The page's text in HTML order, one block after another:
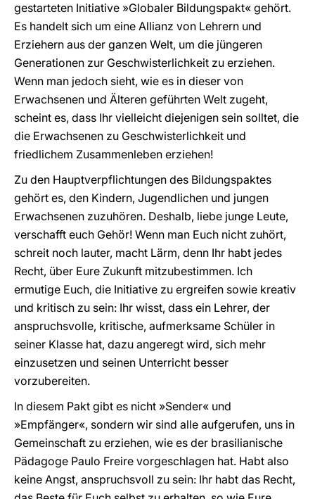
gestarteten Initiative »Globaler Bildungspakt« gehört.
Es handelt sich um eine Allianz von Lehrern und
Erziehern aus der ganzen Welt, um die jüngeren
Generationen zur Geschwisterlichkeit zu erziehen.
Wenn man jedoch sieht, wie es in dieser von
Erwachsenen und Älteren geführten Welt zugeht,
scheint es, dass Ihr vielleicht diejenigen sein solltet, die
die Erwachsenen zu Geschwisterlichkeit und
friedlichem Zusammenleben erziehen!
Zu den Hauptverpflichtungen des Bildungspaktes
gehört es, den Kindern, Jugendlichen und jungen
Erwachsenen zuzuhören. Deshalb, liebe junge Leute,
verschafft euch Gehör! Wenn man Euch nicht zuhört,
schreit noch lauter, macht Lärm, denn Ihr habt jedes
Recht, über Eure Zukunft mitzubestimmen. Ich
ermutige Euch, die Initiative zu ergreifen sowie kreativ
und kritisch zu sein: Ihr wisst, dass ein Lehrer, der
anspruchsvolle, kritische, aufmerksame Schüler in
seiner Klasse hat, dazu angeregt wird, sich mehr
einzusetzen und seinen Unterricht besser
vorzubereiten.
In diesem Pakt gibt es nicht »Sender« und
»Empfänger«, sondern wir sind alle aufgerufen, uns in
Gemeinschaft zu erziehen, wie es der brasilianische
Pädagoge Paulo Freire vorgeschlagen hat. Habt also
keine Angst, anspruchsvoll zu sein: Ihr habt das Recht,